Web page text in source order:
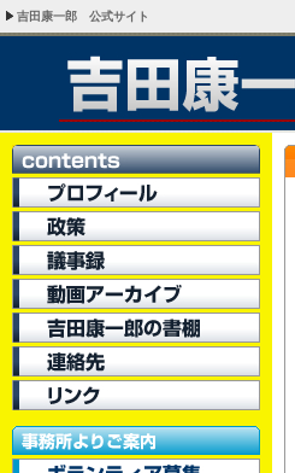
吉田康一郎 公式サイト